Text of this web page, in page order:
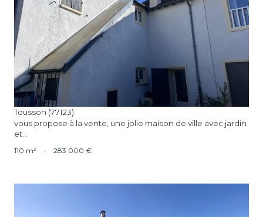
voir le bien
Tousson (77123)
vous propose à la vente, une jolie maison de ville avec jardin
et...
110 m² - 283 000 €